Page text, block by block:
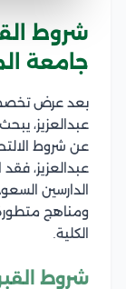
شروط
جامعة
بعد عرض
عبدالعزيز،
عن شروط
عبدالعزيز،
الدارسين
ومناهج
الكلية.
شروط